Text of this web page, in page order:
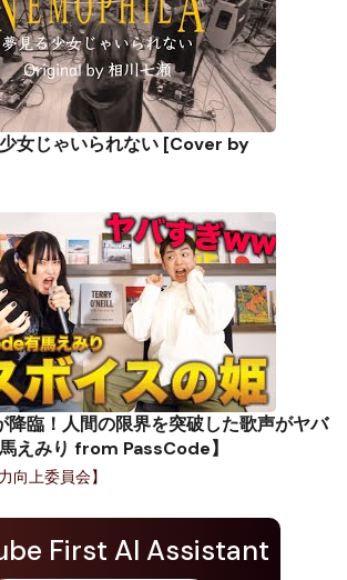
First AI Assistant
女じゃいられない [Cover by
降臨！人間の限界を突破した歌声がヤバ
えみり from PassCode】
向上委員会】